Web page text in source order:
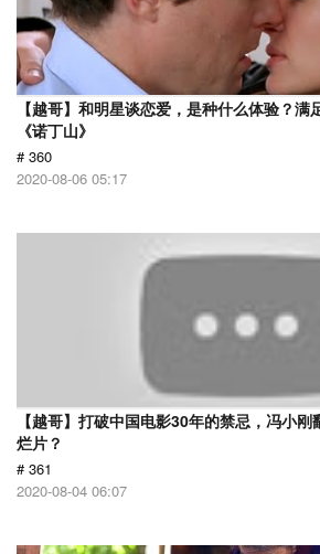
【越哥】和明星谈恋爱，是种什么体验？
《诺丁山》
# 360
2020-08-06 05:17
【越哥】打破中国电影30年的禁忌，冯小
烂片？
# 361
2020-08-04 06:07